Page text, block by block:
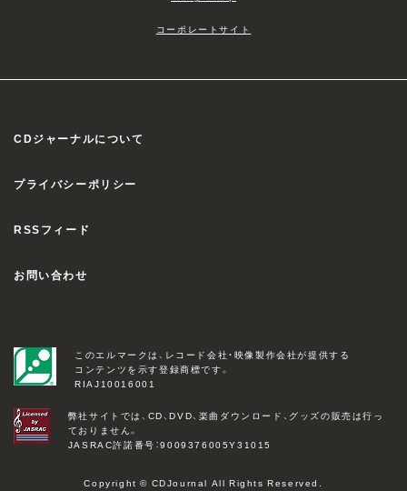
コーポレートサイト
CDジャーナルについて
プライバシーポリシー
RSSフィード
お問い合わせ
このエルマークは、レコード会社・映像製作会社が提供する
コンテンツを示す登録商標です。
RIAJ10016001
弊社サイトでは、CD、DVD、楽曲ダウンロード、グッズの販売は行っ
ておりません。
JASRAC許諾番号：9009376005Y31015
Copyright © CDJournal All Rights Reserved.